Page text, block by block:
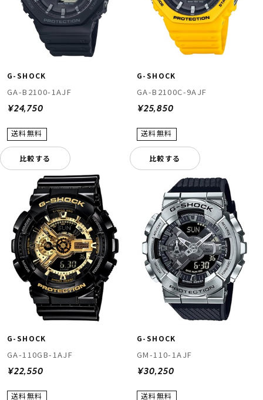
G-SHOCK
GA-B2100-1AJF
¥24,750
比較する
G-SHOCK
GA-B2100C-9AJF
¥25,850
比較する
G-SHOCK
GA-110GB-1AJF
¥22,550
G-SHOCK
GM-110-1AJF
¥30,250